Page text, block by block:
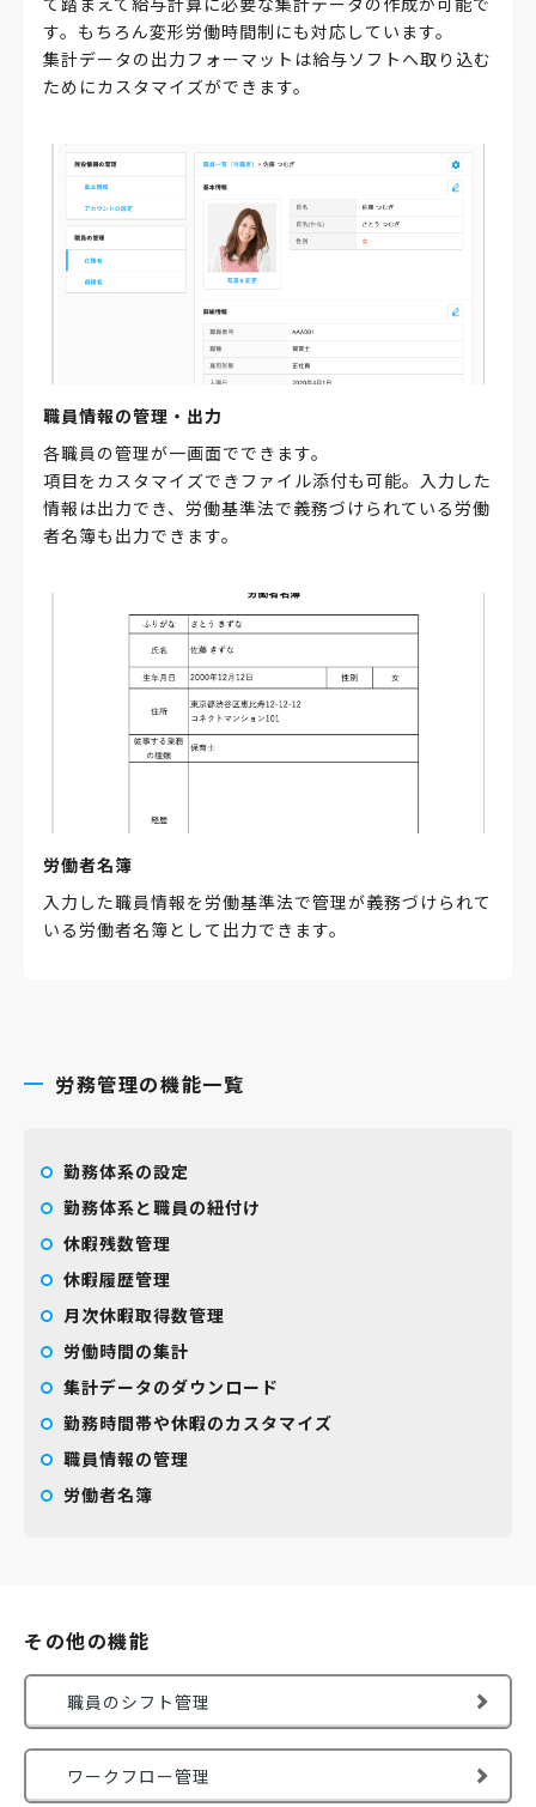
す。もちろん変形労働時間制にも対応しています。
集計データの出力フォーマットは給与ソフトへ取り込む
ためにカスタマイズができます。
職員情報の管理・出力
各職員の管理が一画面でできます。
項目をカスタマイズできファイル添付も可能。入力した
情報は出力でき、労働基準法で義務づけられている労働
者名簿も出力できます。
労働者名簿
入力した職員情報を労働基準法で管理が義務づけられて
いる労働者名簿として出力できます。
労務管理の機能一覧
勤務体系の設定
勤務体系と職員の紐付け
休暇残数管理
休暇履歴管理
月次休暇取得数管理
労働時間の集計
集計データのダウンロード
勤務時間帯や休暇のカスタマイズ
職員情報の管理
労働者名簿
その他の機能
職員のシフト管理
ワークフロー管理